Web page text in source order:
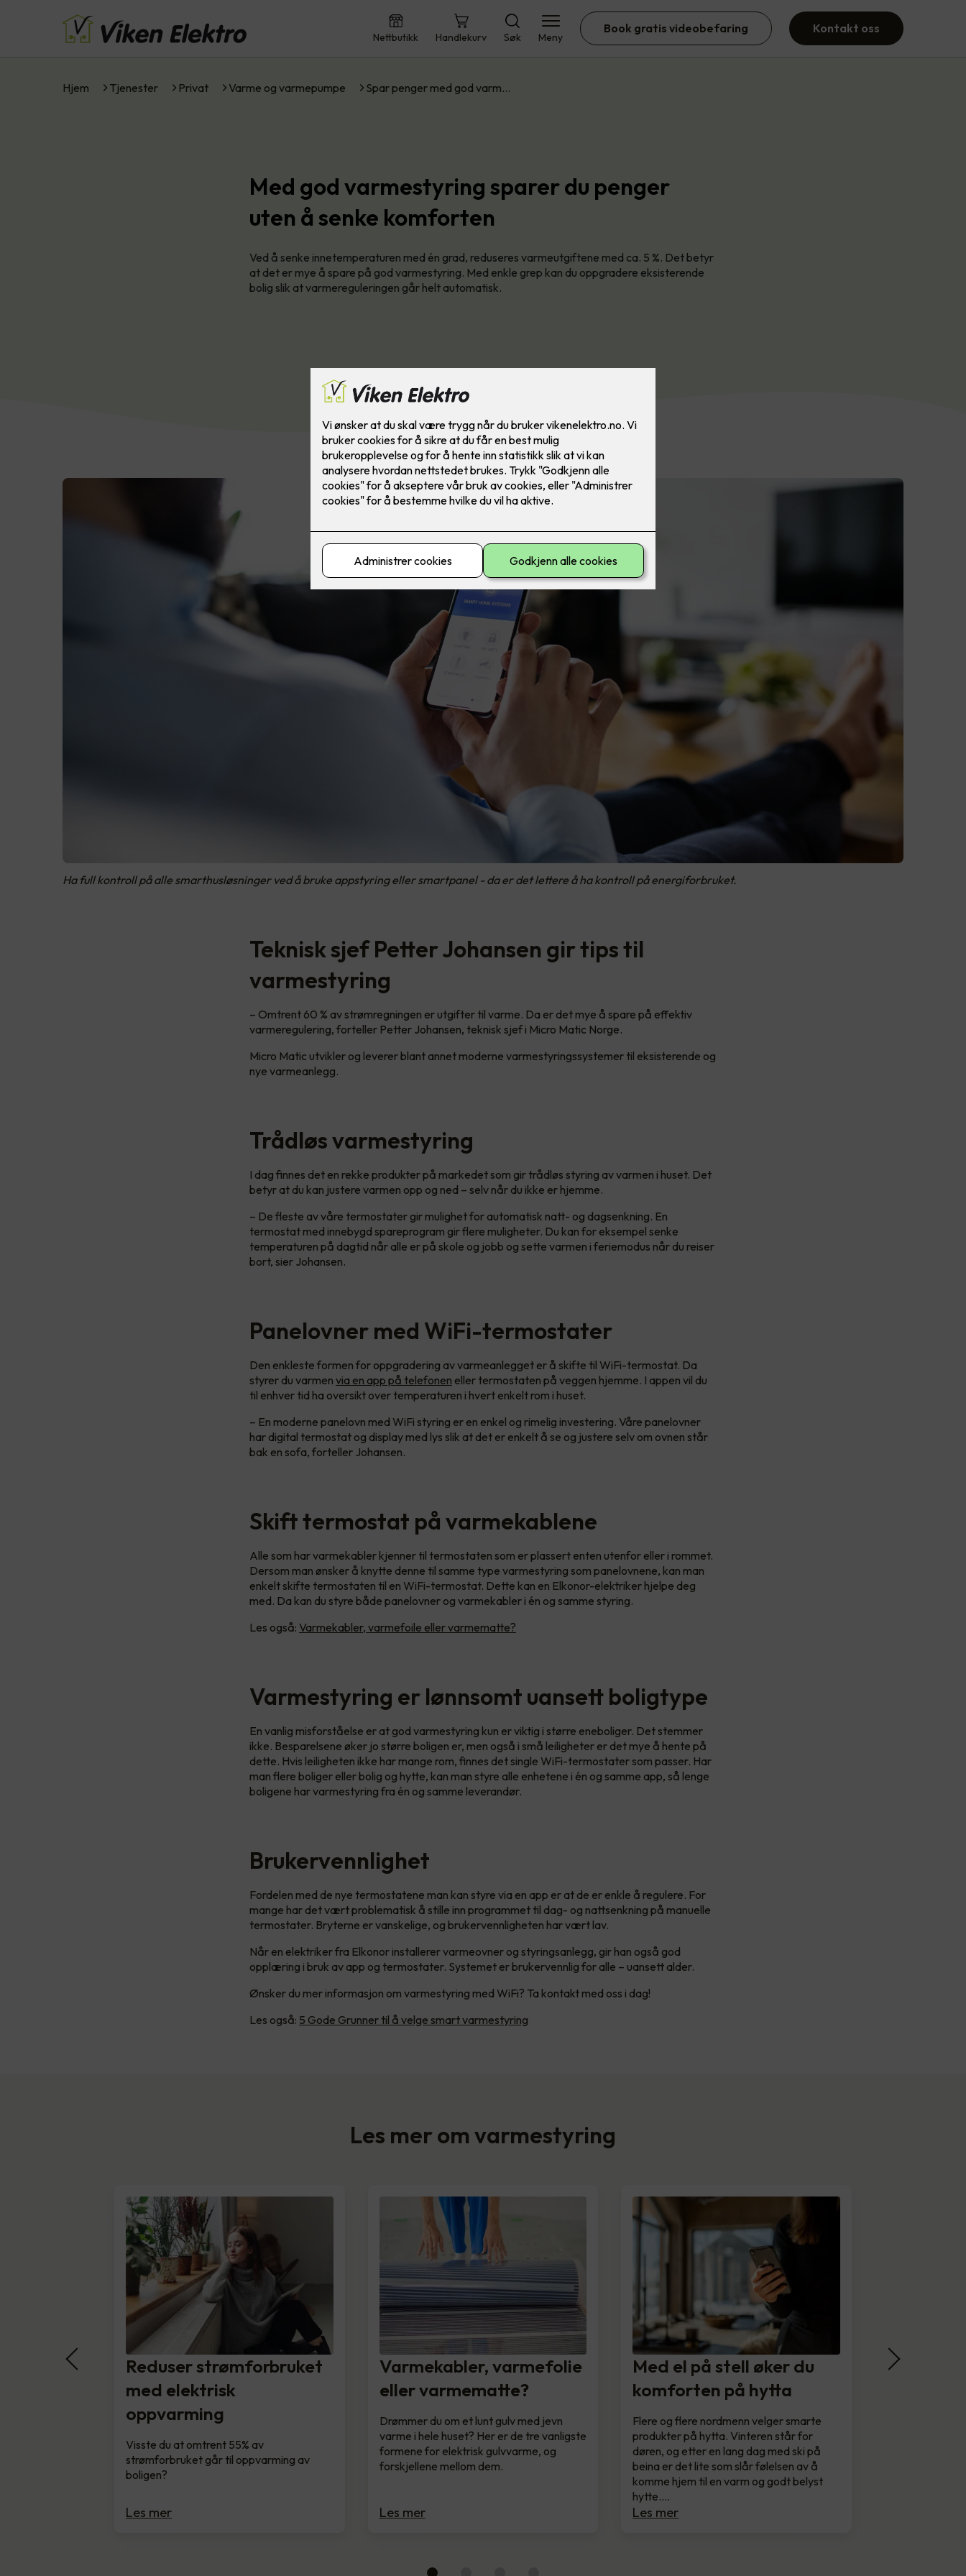
Nettbutikk Handlekurv Søk Meny
Book gratis videobefaring Kontakt oss
Hjem Tjenester Privat Varme og varmepumpe Spar penger med god varm…
Med god varmestyring sparer du penger
uten å senke komforten
Ved å senke innetemperaturen med én grad, reduseres varmeutgiftene med ca. 5 %. Det betyr
at det er mye å spare på god varmestyring. Med enkle grep kan du oppgradere eksisterende
bolig slik at varmereguleringen går helt automatisk.
Ha full kontroll på alle smarthusløsninger ved å bruke appstyring eller smartpanel - da er det lettere å ha kontroll på energiforbruket.
Teknisk sjef Petter Johansen gir tips til
varmestyring
– Omtrent 60 % av strømregningen er utgifter til varme. Da er det mye å spare på effektiv
varmeregulering, forteller Petter Johansen, teknisk sjef i Micro Matic Norge.
Micro Matic utvikler og leverer blant annet moderne varmestyringssystemer til eksisterende og
nye varmeanlegg.
Trådløs varmestyring
I dag finnes det en rekke produkter på markedet som gir trådløs styring av varmen i huset. Det
betyr at du kan justere varmen opp og ned – selv når du ikke er hjemme.
– De fleste av våre termostater gir mulighet for automatisk natt- og dagsenkning. En
termostat med innebygd spareprogram gir flere muligheter. Du kan for eksempel senke
temperaturen på dagtid når alle er på skole og jobb og sette varmen i feriemodus når du reiser
bort, sier Johansen.
Panelovner med WiFi-termostater
Den enkleste formen for oppgradering av varmeanlegget er å skifte til WiFi-termostat. Da
styrer du varmen via en app på telefonen eller termostaten på veggen hjemme. I appen vil du
til enhver tid ha oversikt over temperaturen i hvert enkelt rom i huset.
– En moderne panelovn med WiFi styring er en enkel og rimelig investering. Våre panelovner
har digital termostat og display med lys slik at det er enkelt å se og justere selv om ovnen står
bak en sofa, forteller Johansen.
Skift termostat på varmekablene
Alle som har varmekabler kjenner til termostaten som er plassert enten utenfor eller i rommet.
Dersom man ønsker å knytte denne til samme type varmestyring som panelovnene, kan man
enkelt skifte termostaten til en WiFi-termostat. Dette kan en Elkonor-elektriker hjelpe deg
med. Da kan du styre både panelovner og varmekabler i én og samme styring.
Les også: Varmekabler, varmefoile eller varmematte?
Varmestyring er lønnsomt uansett boligtype
En vanlig misforståelse er at god varmestyring kun er viktig i større eneboliger. Det stemmer
ikke. Besparelsene øker jo større boligen er, men også i små leiligheter er det mye å hente på
dette. Hvis leiligheten ikke har mange rom, finnes det single WiFi-termostater som passer. Har
man flere boliger eller bolig og hytte, kan man styre alle enhetene i én og samme app, så lenge
boligene har varmestyring fra én og samme leverandør.
Brukervennlighet
Fordelen med de nye termostatene man kan styre via en app er at de er enkle å regulere. For
mange har det vært problematisk å stille inn programmet til dag- og nattsenkning på manuelle
termostater. Bryterne er vanskelige, og brukervennligheten har vært lav.
Når en elektriker fra Elkonor installerer varmeovner og styringsanlegg, gir han også god
opplæring i bruk av app og termostater. Systemet er brukervennlig for alle – uansett alder.
Ønsker du mer informasjon om varmestyring med WiFi? Ta kontakt med oss i dag!
Les også: 5 Gode Grunner til å velge smart varmestyring
Les mer om varmestyring
Reduser strømforbruket
med elektrisk
oppvarming
Visste du at omtrent 55% av
strømforbruket går til oppvarming av
boligen?
Les mer
Varmekabler, varmefolie
eller varmematte?
Drømmer du om et lunt gulv med jevn
varme i hele huset? Her er de tre vanligste
formene for elektrisk gulvvarme, og
forskjellene mellom dem.
Les mer
Med el på stell øker du
komforten på hytta
Flere og flere nordmenn velger smarte
produkter på hytta. Vinteren står for
døren, og etter en lang dag med ski på
beina er det lite som slår følelsen av å
komme hjem til en varm og godt belyst
hytte.…
Les mer